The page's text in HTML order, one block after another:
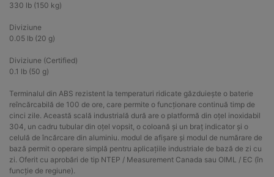
330 lb (150 kg)
Diviziune
0.05 lb (20 g)
Diviziune (Certified)
0.1 lb (50 g)
Terminalul din ABS rezistent la temperaturi ridicate găzduiește o baterie
reîncărcabilă de 100 de ore, care permite o funcționare continuă timp de
cinci zile. Această scală industrială dură are o platformă din oțel inoxidabil
304, un cadru tubular din oțel vopsit, o coloană și un braț indicator și o
celulă de încărcare din aluminiu. modul de afișare și modul de numărare de
bază permit o operare simplă pentru aplicațiile industriale de bază de zi cu
zi. Oferit cu aprobări de tip NTEP / Measurement Canada sau OIML / EC (în
funcție de regiune).